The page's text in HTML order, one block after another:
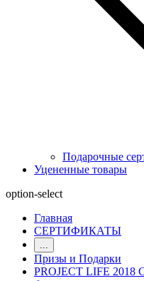
Подарочные
Уцененные товары
option-select
Главная
СЕРТИФИКАТЫ
Призы и Подарки
PROJECT LIFE